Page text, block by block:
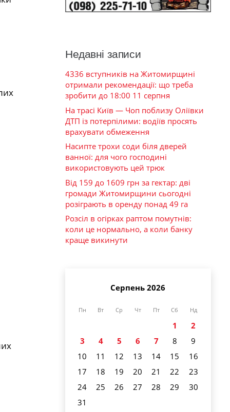
Недавні записи
4336 вступників на Житомирщині
отримали рекомендації: що треба
зробити до 18:00 11 серпня
На трасі Київ — Чоп поблизу Оліївки
ДТП із потерпілими: водіїв просять
врахувати обмеження
Насипте трохи соди біля дверей
ванної: для чого господині
використовують цей трюк
Від 159 до 1609 грн за гектар: дві
громади Житомирщини сьогодні
розіграють в оренду понад 49 га
Розсіл в огірках раптом помутнів:
коли це нормально, а коли банку
краще викинути
Серпень 2026
Пн Вт Ср Чт Пт Сб Нд
1
2
3
4 5 6 7 8
9
10
11 12 13 14 15
16
17
18 19 20 21 22
23
24
25 26 27 28 29
30
31